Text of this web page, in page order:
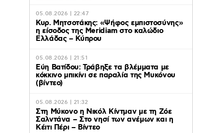
05.08.2026 | 22:47
Κυρ. Μητσοτάκης: «Ψήφος εμπιστοσύνης»
η είσοδος της Meridiam στο καλώδιο
Ελλάδας – Κύπρου
05.08.2026 | 21:51
Εύη Βατίδου: Τράβηξε τα βλέμματα με
κόκκινο μπικίνι σε παραλία της Μυκόνου
(βίντεο)
05.08.2026 | 21:32
Στη Μύκονο η Νικόλ Κίντμαν με τη Ζόε
Σαλντάνα – Στο νησί των ανέμων και η
Κέιτι Πέρι – Βίντεο